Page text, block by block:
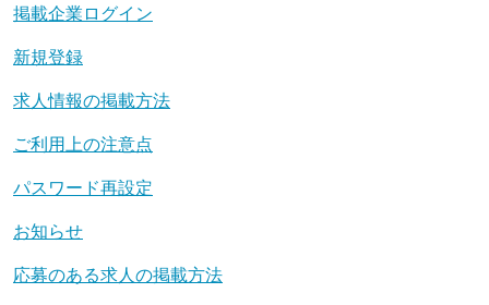
掲載企業ログイン
新規登録
求人情報の掲載方法
ご利用上の注意点
パスワード再設定
お知らせ
応募のある求人の掲載方法